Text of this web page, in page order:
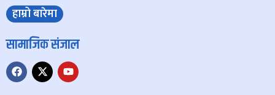
हाम्रो बारेमा
सामाजिक संजाल